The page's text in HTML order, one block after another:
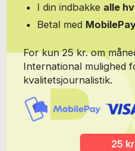
I din indbakke alle
Betal med
For kun 25 kr. om
International mulighed
kvalitetsjournalistik.
25